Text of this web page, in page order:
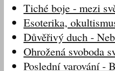
Tiché boje - mezi
Esoterika,
Důvěřivý duch -
Ohrožená svoboda
Poslední varování -